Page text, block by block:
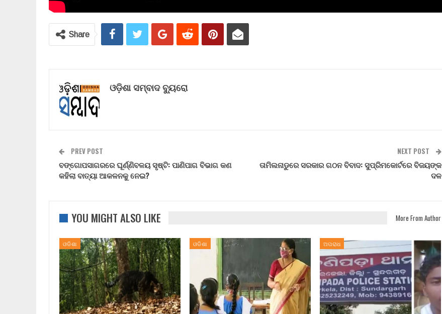
Share
ଓଡ଼ିଶା ସମ୍ବାଦ ବ୍ୟୁରୋ
PREV POST
ବଙ୍ଗୋପସାଗରରେ ଘୂର୍ଣ୍ଣିବଳୟ ସୃଷ୍ଟି: ପାଣିପାଗ ବିଭାଗ କଣ
କହିଲା ବାତ୍ୟା ଆକଳନକୁ ନେଇ?
NEXT POST
ତାମିଲନାଡୁରେ ସରକାର ଗଠନ ବିବାଦ: ସୁପ୍ରିମକୋର୍ଟରେ ବିଜୟଙ୍କ
ଦଳ
YOU MIGHT ALSO LIKE More From Author
ଓଡିଶା ଓଡିଶା ଅପରାଧ